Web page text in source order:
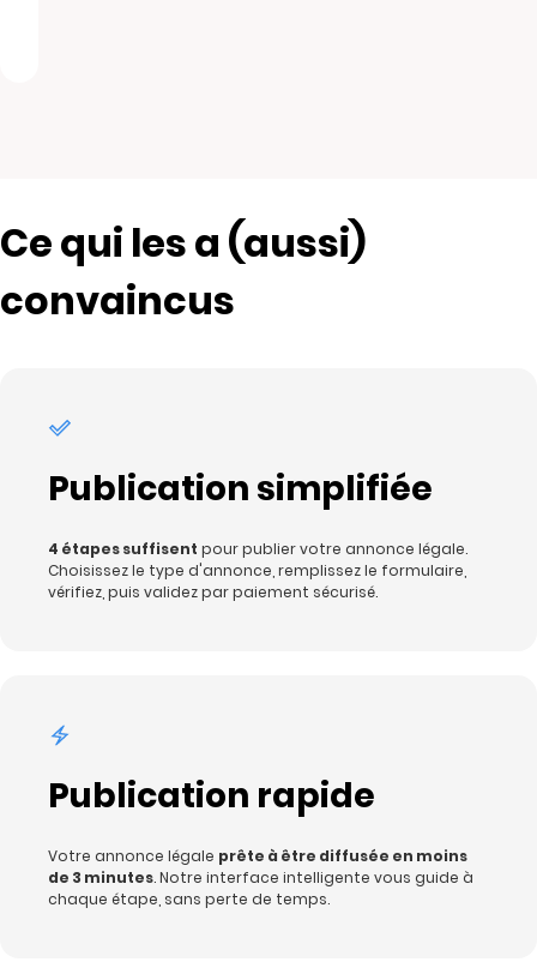
Ce qui les a (aussi)
convaincus
Publication simplifiée
4 étapes suffisent pour publier votre annonce légale.
Choisissez le type d'annonce, remplissez le formulaire,
vérifiez, puis validez par paiement sécurisé.
Publication rapide
Votre annonce légale prête à être diffusée en moins
de 3 minutes. Notre interface intelligente vous guide à
chaque étape, sans perte de temps.